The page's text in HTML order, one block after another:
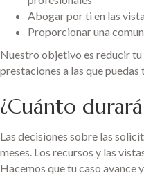
Abogar por ti en las
Proporcionar una
Nuestro objetivo es reducir tu
prestaciones a las que puedas
¿Cuánto
Las decisiones sobre las
meses. Los recursos y las
Hacemos que tu caso